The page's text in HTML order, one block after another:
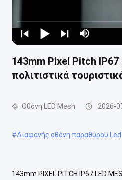
143mm Pixel Pitch
πολιτιστικά
Οθόνη LED Mesh 2026-
#Διαφανής οθόνη παραθύρου Led
143mm PIXEL PITCH IP67 LED